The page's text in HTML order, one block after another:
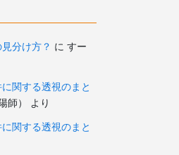
分け方？ にすー
関する透視のまと
師） より
関する透視のまと